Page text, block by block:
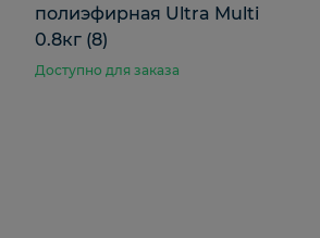
полиэфирная Ultra Multi
0.8кг (8)
Доступно для заказа